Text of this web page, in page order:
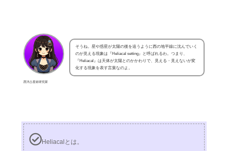
西洋占星術研究家
そうね。星や惑星が太陽の後を追うように西の地平線に沈んでいく
のが見える現象は『Heliacal setting』と呼ばれるわ。つまり、
『Heliacal』は天体が太陽とのかかわりで、見える・見えないが変
化する現象を表す言葉なのよ。
Heliacalとは。